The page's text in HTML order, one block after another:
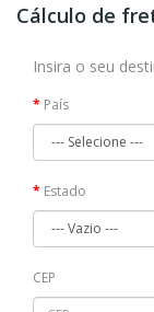
Cálculo de
Insira o seu
País
Estado
CEP